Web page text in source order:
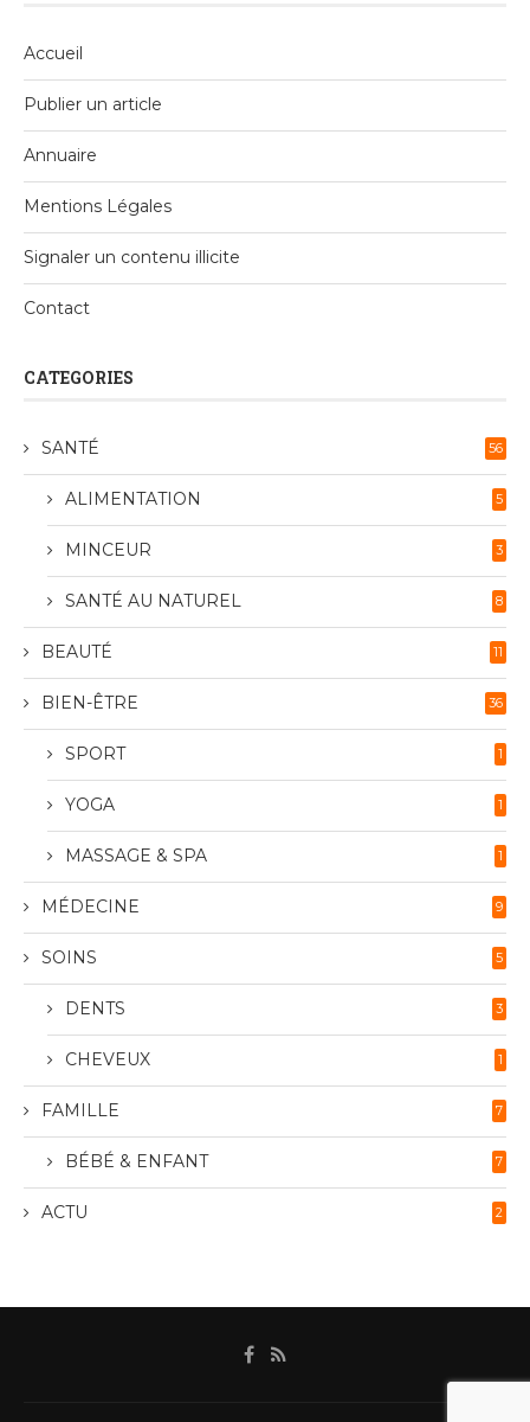
Accueil
Publier un article
Annuaire
Mentions Légales
Signaler un contenu illicite
Contact
CATEGORIES
SANTÉ 56
ALIMENTATION 5
MINCEUR 3
SANTÉ AU NATUREL 8
BEAUTÉ 11
BIEN-ÊTRE 36
SPORT 1
YOGA 1
MASSAGE & SPA 1
MÉDECINE 9
SOINS 5
DENTS 3
CHEVEUX 1
FAMILLE 7
BÉBÉ & ENFANT 7
ACTU 2